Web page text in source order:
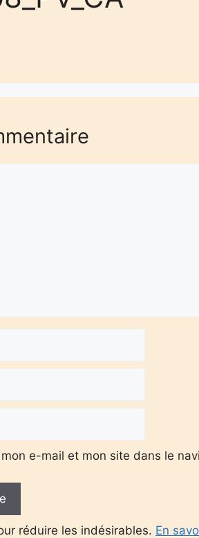
e-mail et mon site dans le
réduire les indésirables. En